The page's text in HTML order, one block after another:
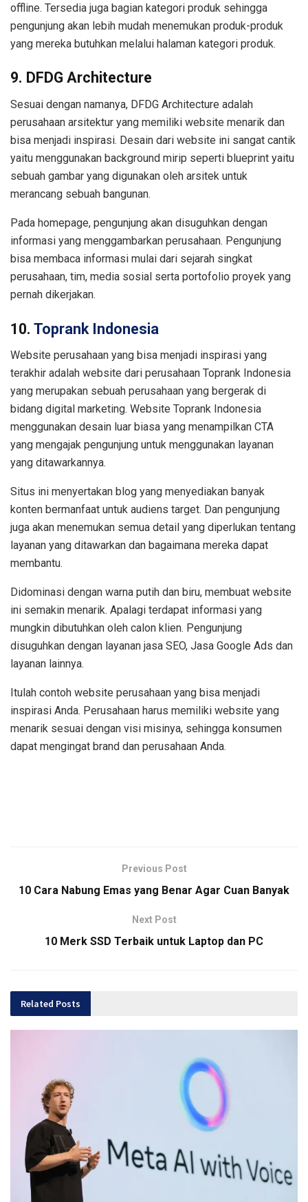
offline. Tersedia juga bagian kategori produk sehingga
pengunjung akan lebih mudah menemukan produk-produk
yang mereka butuhkan melalui halaman kategori produk.
9. DFDG Architecture
Sesuai dengan namanya, DFDG Architecture adalah
perusahaan arsitektur yang memiliki website menarik dan
bisa menjadi inspirasi. Desain dari website ini sangat cantik
yaitu menggunakan background mirip seperti blueprint yaitu
sebuah gambar yang digunakan oleh arsitek untuk
merancang sebuah bangunan.
Pada homepage, pengunjung akan disuguhkan dengan
informasi yang menggambarkan perusahaan. Pengunjung
bisa membaca informasi mulai dari sejarah singkat
perusahaan, tim, media sosial serta portofolio proyek yang
pernah dikerjakan.
10. Toprank Indonesia
Website perusahaan yang bisa menjadi inspirasi yang
terakhir adalah website dari perusahaan Toprank Indonesia
yang merupakan sebuah perusahaan yang bergerak di
bidang digital marketing. Website Toprank Indonesia
menggunakan desain luar biasa yang menampilkan CTA
yang mengajak pengunjung untuk menggunakan layanan
yang ditawarkannya.
Situs ini menyertakan blog yang menyediakan banyak
konten bermanfaat untuk audiens target. Dan pengunjung
juga akan menemukan semua detail yang diperlukan tentang
layanan yang ditawarkan dan bagaimana mereka dapat
membantu.
Didominasi dengan warna putih dan biru, membuat website
ini semakin menarik. Apalagi terdapat informasi yang
mungkin dibutuhkan oleh calon klien. Pengunjung
disuguhkan dengan layanan jasa SEO, Jasa Google Ads dan
layanan lainnya.
Itulah contoh website perusahaan yang bisa menjadi
inspirasi Anda. Perusahaan harus memiliki website yang
menarik sesuai dengan visi misinya, sehingga konsumen
dapat mengingat brand dan perusahaan Anda.
Previous Post
10 Cara Nabung Emas yang Benar Agar Cuan Banyak
Next Post
10 Merk SSD Terbaik untuk Laptop dan PC
Related Posts